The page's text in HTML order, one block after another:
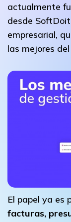
actualmente
desde
empresarial,
las mejores
El papel ya es
facturas,